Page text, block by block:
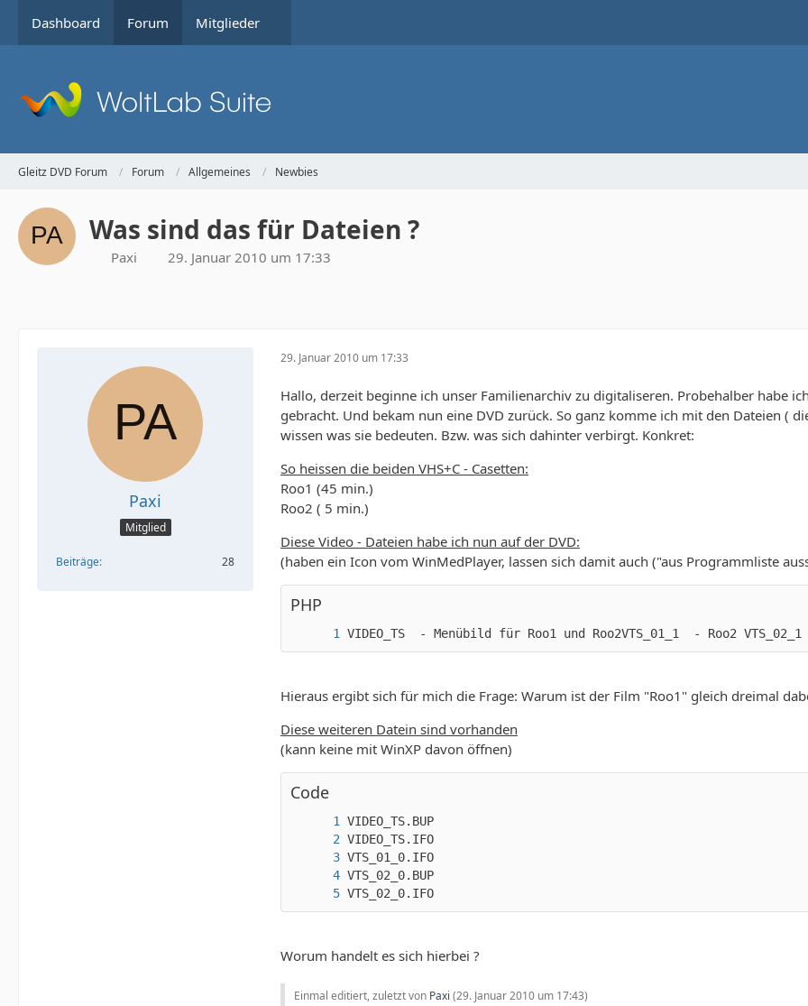
Dashboard Forum Mitglieder
Gleitz DVD Forum Forum Allgemeines Newbies
Was sind das für Dateien ?
Paxi 29. Januar 2010 um 17:33
Paxi
Mitglied
Beiträge 28
29. Januar 2010 um 17:33
Hallo, derzeit beginne ich unser Familienarchiv zu digitaliseren. Probehalber habe
gebracht. Und bekam nun eine DVD zurück. So ganz komme ich mit den Dateien (
wissen was sie bedeuten. Bzw. was sich dahinter verbirgt. Konkret:
So heissen die beiden VHS+C - Casetten:
Roo1 (45 min.)
Roo2 ( 5 min.)
Diese Video - Dateien habe ich nun auf der DVD:
(haben ein Icon vom WinMedPlayer, lassen sich damit auch ("aus Programmliste
PHP
VIDEO_TS  - Menübild für Roo1 und Roo2VTS_01_1  - Roo2
Hieraus ergibt sich für mich die Frage: Warum ist der Film "Roo1" gleich dreimal
Diese weiteren Datein sind vorhanden
(kann keine mit WinXP davon öffnen)
Code
VTS_02_0.IFO
Worum handelt es sich hierbei ?
Einmal editiert, zuletzt von Paxi (29. Januar 2010 um 17:43)